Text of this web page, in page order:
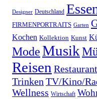
Designer Deutschland
FIRMENPORTRAITS Garten
Kochen Kollektion Kunst
ModeMusik
Reisen Restaurant
TrinkenTV/Kino/
Wellness Wirtschaft